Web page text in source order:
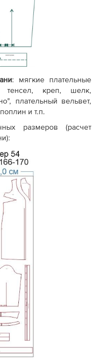
. Меньше
так как
из основных
меткам-
Настройки
печатать
С полями
есть
или видео
Иногда
по
графическим
: мягкие плательные
тенсел, креп, шелк,
плательный вельвет,
и т.п.
размеров (расчет